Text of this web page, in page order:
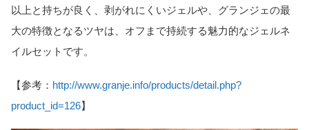
以上と持ちが良く、剥がれにくいジェルや、グランジェの最
大の特徴となるツヤは、オフまで持続する魅力的なジェルネ
イルセットです。
【参考： http://www.granje.info/products/detail.php?
product_id=126】